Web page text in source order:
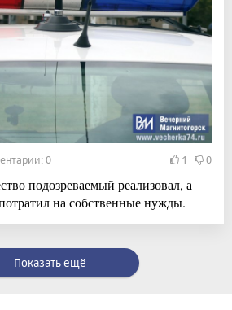
0 1 0
подозреваемый реализовал, а
на собственные нужды.
Показать ещё